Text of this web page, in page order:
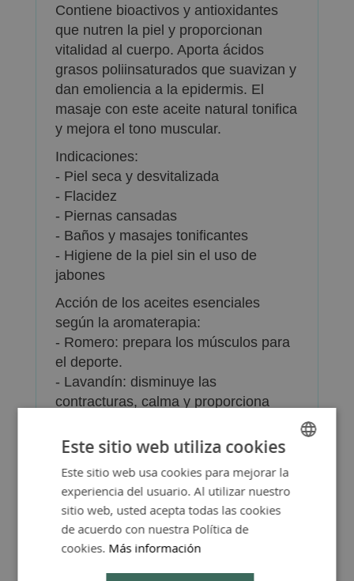
Contiene bioactivos y antioxidantes
que nutren la piel y proporcionan
vitalidad al cuerpo. Aporta ácidos
grasos poliinsaturados que suavizan y
dan emoliencia a la epidermis. El
masaje con este aceite natural tonifica
y mejora el tono muscular.
Indicaciones:
- Piel seca y desvitalizada
- Flacidez
- Piernas cansadas
- Baños y masajes tonificantes
- Higiene de la piel sin el uso de
jabones
Acción de los aceites esenciales
según la aromaterapia:
- Romero: prepara los músculos para
el deporte.
- Lavandín: disminuye las
contracturas, calma y proporciona
El aceite tonificante Romero de
Yipsophilia está elaborado con
ingredientes procedentes de la
Agricultura Ecológica. Certificado BIO
avalado por CPAEN.
SPANISH
ENGLISH
Este sitio web utiliza cookies
Este sitio web usa cookies para mejorar la
experiencia del usuario. Al utilizar nuestro
sitio web, usted acepta todas las cookies
de acuerdo con nuestra Política de
cookies. Más información